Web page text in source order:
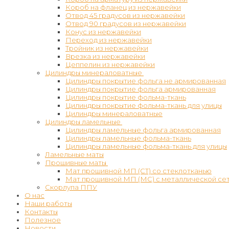
Короб на фланец из нержавейки
Отвод 45 градусов из нержавейки
Отвод 90 градусов из нержавейки
Конус из нержавейки
Переход из нержавейки
Тройник из нержавейки
Врезка из нержавейки
Цеппелин из нержавейки
Цилиндры минераловатные
Цилиндры покрытие фольга не армированная
Цилиндры покрытие фольга армированная
Цилиндры покрытие фольма-ткань
Цилиндры покрытие фольма-ткань для улицы
Цилиндры минераловатные
Цилиндры ламельные
Цилиндры ламельные фольга армированная
Цилиндры ламельные фольма-ткань
Цилиндры ламельные фольма-ткань для улицы
Ламельные маты
Прошивные маты
Мат прошивной МП (СТ) со стеклотканью
Мат прошивной МП (МС) с металлической
Скорлупа ППУ
О нас
Наши работы
Контакты
Полезное